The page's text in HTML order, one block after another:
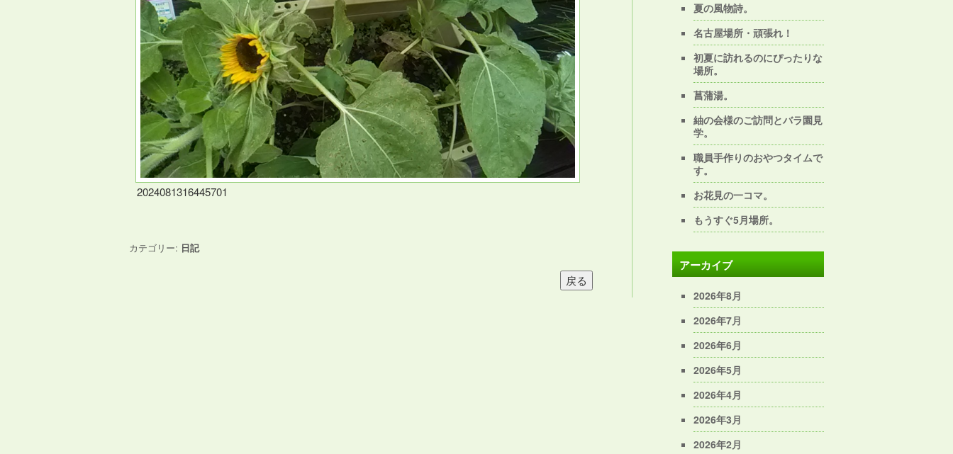
2024081316445701
カテゴリー: 日記
夏の風物詩。
名古屋場所・頑張れ！
初夏に訪れるのにぴったりな
場所。
菖蒲湯。
紬の会様のご訪問とバラ園見
学。
職員手作りのおやつタイムで
す。
お花見の一コマ。
もうすぐ5月場所。
アーカイブ
2026年8月
2026年7月
2026年6月
2026年5月
2026年4月
2026年3月
2026年2月